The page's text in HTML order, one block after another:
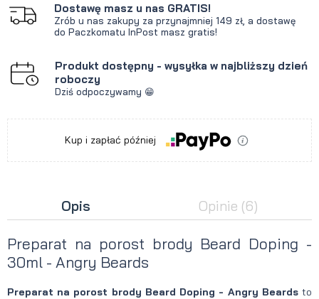
Dostawę masz u nas GRATIS!
Zrób u nas zakupy za przynajmniej 149 zł, a dostawę
do Paczkomatu InPost masz gratis!
Produkt dostępny - wysyłka w najbliższy dzień
roboczy
Dziś odpoczywamy 😁
Kup i zapłać później
Opis Opinie (6)
Preparat na porost brody Beard Doping -
30ml - Angry Beards
Preparat na porost brody Beard Doping - Angry Beards to